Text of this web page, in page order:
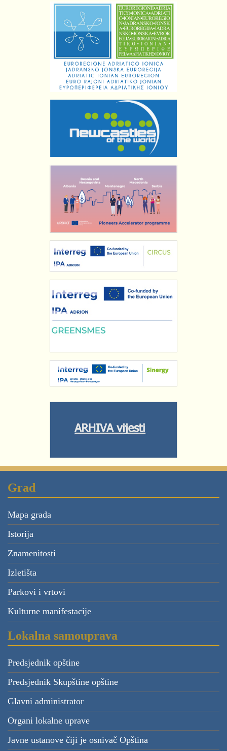
Grad
Mapa grada
Istorija
Znamenitosti
Izletišta
Parkovi i vrtovi
Kulturne manifestacije
Lokalna samouprava
Predsjednik opštine
Predsjednik Skupštine opštine
Glavni administrator
Organi lokalne uprave
Javne ustanove čiji je osnivač Opština